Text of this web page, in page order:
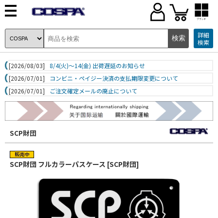
ブランド
詳細
検索
[2026/08/03]
8/4(火)～14(金) 出荷遅延のお知らせ
[2026/07/01]
コンビニ・ペイジー決済の支払期限変更について
[2026/07/01]
ご注文確定メールの廃止について
SCP財団
SCP財団 フルカラーパスケース [SCP財団]